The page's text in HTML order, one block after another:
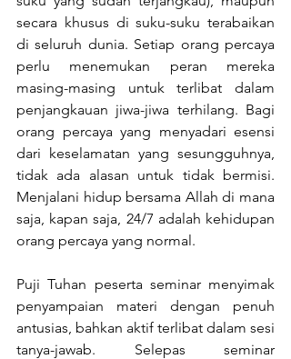
secara khusus di suku-suku terabaikan
di seluruh dunia. Setiap orang percaya
perlu menemukan peran mereka
masing-masing untuk terlibat dalam
penjangkauan jiwa-jiwa terhilang. Bagi
orang percaya yang menyadari esensi
dari keselamatan yang sesungguhnya,
tidak ada alasan untuk tidak bermisi.
Menjalani hidup bersama Allah di mana
saja, kapan saja, 24/7 adalah kehidupan
orang percaya yang normal.
Puji Tuhan peserta seminar menyimak
penyampaian materi dengan penuh
antusias, bahkan aktif terlibat dalam sesi
tanya-jawab. Selepas seminar